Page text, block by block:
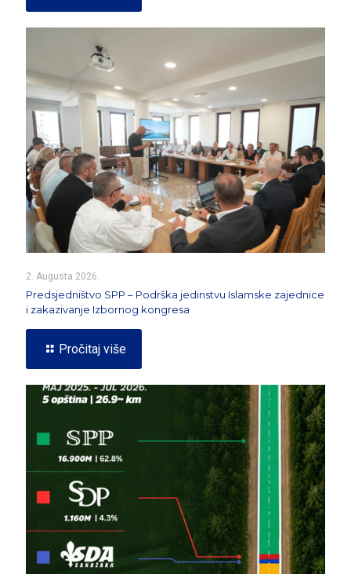
2. Augusta 2026.
Predsjedništvo SPP – Podrška jedinstvu Islamske zajednice
i zakazivanje Izbornog kongresa
Pročitaj više